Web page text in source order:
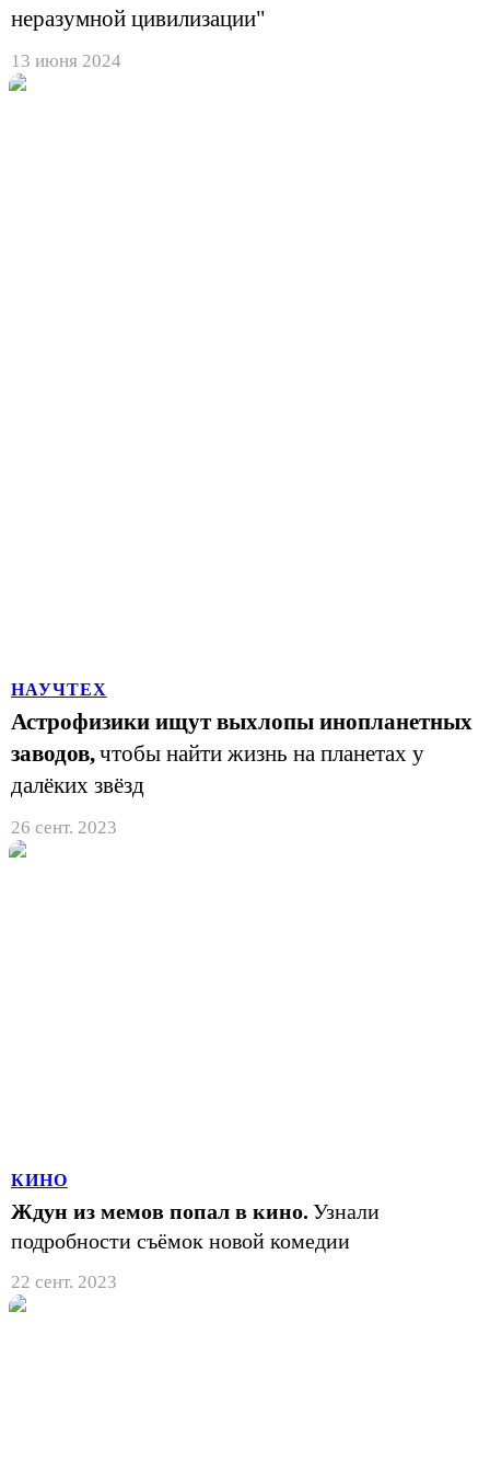
неразумной цивилизации"
13 июня 2024
НАУЧТЕХ
Астрофизики ищут выхлопы инопланетных
заводов,чтобы найти жизнь на планетах у
далёких звёзд
26 сент. 2023
КИНО
Ждун из мемов попал в кино. Узнали
подробности съёмок новой комедии
22 сент. 2023